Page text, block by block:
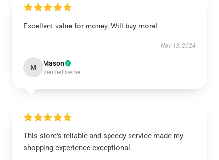
Excellent value for money. Will buy more!
Nov 13, 2024
M Mason
Verified owner
This store's reliable and speedy service made my
shopping experience exceptional.